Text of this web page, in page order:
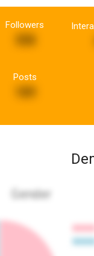
Followers
358
Posts
Gender